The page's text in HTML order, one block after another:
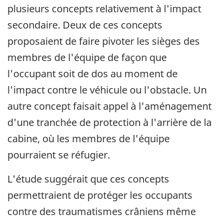
plusieurs concepts relativement à l'impact
secondaire. Deux de ces concepts
proposaient de faire pivoter les sièges des
membres de l'équipe de façon que
l'occupant soit de dos au moment de
l'impact contre le véhicule ou l'obstacle. Un
autre concept faisait appel à l'aménagement
d'une tranchée de protection à l'arrière de la
cabine, où les membres de l'équipe
pourraient se réfugier.
L'étude suggérait que ces concepts
permettraient de protéger les occupants
contre des traumatismes crâniens même